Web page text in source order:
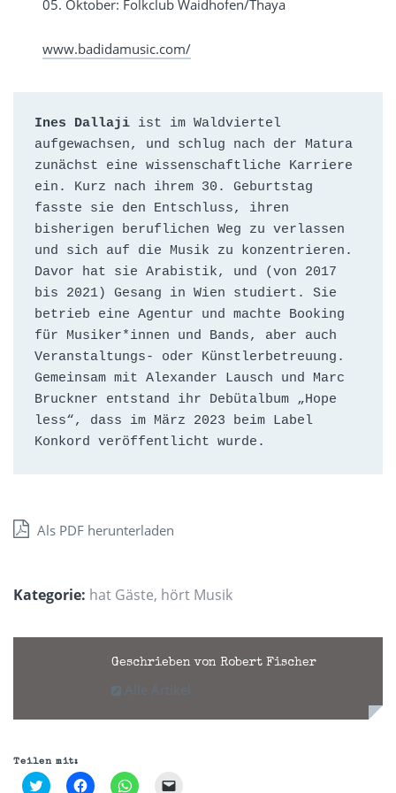
05. Oktober: Folkclub Waidhofen/Thaya
www.badidamusic.com/
Ines Dallaji ist im Waldviertel
aufgewachsen, und schlug nach der Matura
zunächst eine wissenschaftliche Karriere
ein. Kurz nach ihrem 30. Geburtstag
fasste sie den Entschluss, ihren
bisherigen beruflichen Weg zu verlassen
und sich auf die Musik zu konzentrieren.
Davor hat sie Arabistik, und (von 2017
bis 2021) Gesang in Wien studiert. Sie
betrieb eine Agentur und machte Booking
für Musiker*innen und Bands, aber auch
Veranstaltungs- oder Künstlerbetreuung.
Gemeinsam mit Alexander Lausch und Marc
Bruckner entstand ihr Debütalbum „Hope
less“, dass im März 2023 beim Label
Konkord veröffentlicht wurde.
Als PDF herunterladen
Kategorie: hat Gäste, hört Musik
Geschrieben von Robert Fischer
Alle Artikel
Teilen mit:
Klick, Klick, Klicken,